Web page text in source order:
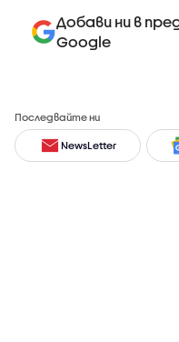
Добави ни в
Google
Последвайте ни
NewsLetter